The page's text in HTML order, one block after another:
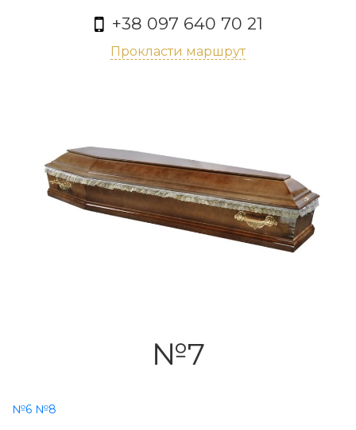
+38 097 640 70 21
Прокласти маршрут
№7
№6 №8